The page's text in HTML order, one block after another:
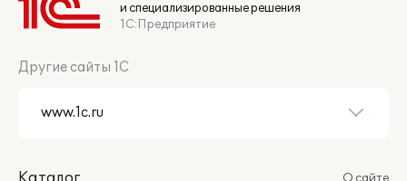
и специализированные решения
1С:Предприятие
Другие сайты 1С